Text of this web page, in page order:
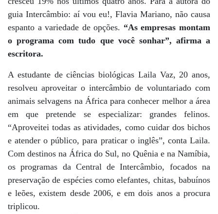
guia Intercâmbio: aí vou eu!, Flavia Mariano, não causa
espanto a variedade de opções. “As empresas montam
o programa com tudo que você sonhar”, afirma a
escritora.
A estudante de ciências biológicas Laila Vaz, 20 anos,
resolveu aproveitar o intercâmbio de voluntariado com
animais selvagens na África para conhecer melhor a área
em que pretende se especializar: grandes felinos.
“Aproveitei todas as atividades, como cuidar dos bichos
e atender o público, para praticar o inglês”, conta Laila.
Com destinos na África do Sul, no Quênia e na Namíbia,
os programas da Central de Intercâmbio, focados na
preservação de espécies como elefantes, chitas, babuínos
e leões, existem desde 2006, e em dois anos a procura
triplicou.